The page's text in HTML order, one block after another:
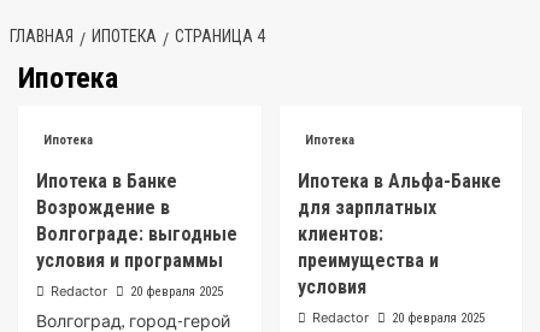
ГЛАВНАЯ ИПОТЕКА СТРАНИЦА 4
Ипотека
Ипотека
Ипотека в Банке
Возрождение в
Волгограде: выгодные
условия и программы
Redactor 20 февраля 2025
Волгоград, город-герой
Ипотека
Ипотека в Альфа-Банке
для зарплатных
клиентов:
преимущества и
условия
Redactor 20 февраля 2025